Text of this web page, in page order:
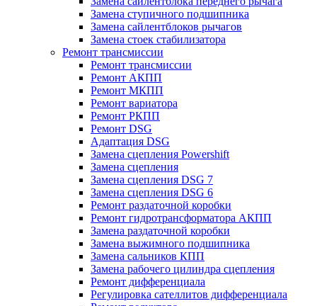
Замена ступичного подшипника
Замена сайлентблоков рычагов
Замена стоек стабилизатора
Ремонт трансмиссии
Ремонт трансмиссии
Ремонт АКПП
Ремонт МКПП
Ремонт вариатора
Ремонт РКПП
Ремонт DSG
Адаптация DSG
Замена сцепления Powershift
Замена сцепления
Замена сцепления DSG 7
Замена сцепления DSG 6
Ремонт раздаточной коробки
Ремонт гидротрансформатора АКПП
Замена раздаточной коробки
Замена выжимного подшипника
Замена сальников КПП
Замена рабочего цилиндра сцепления
Ремонт дифференциала
Регулировка сателлитов дифференциала